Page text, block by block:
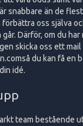
snabbare än de
oss själva
Därför, om du
skicka oss ett mail
så du kan få en
idé.
team bestående